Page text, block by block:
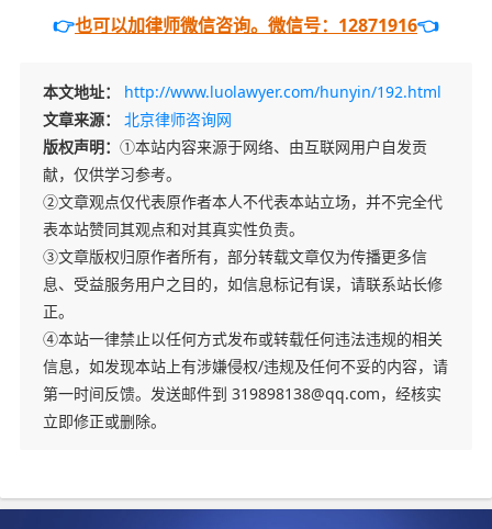
👉也可以加律师微信咨询。微信号：12871916👈
本文地址：
http://www.luolawyer.com/hunyin/192.html
文章来源：
北京律师咨询网
版权声明： ①本站内容来源于网络、由互联网用户自发贡
献，仅供学习参考。
②文章观点仅代表原作者本人不代表本站立场，并不完全代
表本站赞同其观点和对其真实性负责。
③文章版权归原作者所有，部分转载文章仅为传播更多信
息、受益服务用户之目的，如信息标记有误，请联系站长修
正。
④本站一律禁止以任何方式发布或转载任何违法违规的相关
信息，如发现本站上有涉嫌侵权/违规及任何不妥的内容，请
第一时间反馈。发送邮件到 319898138@qq.com，经核实
立即修正或删除。